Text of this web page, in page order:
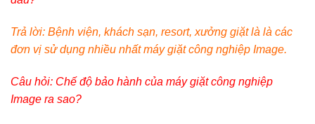
Trả lời: Bệnh viện, khách sạn, resort, xưởng giặt là là các
đơn vị sử dụng nhiều nhất máy giặt công nghiệp Image.
Câu hỏi: Chế độ bảo hành của máy giặt công nghiệp
Image ra sao?